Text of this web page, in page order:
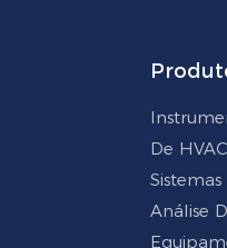
De HVAC
Análise